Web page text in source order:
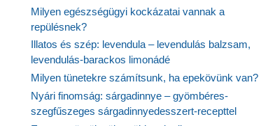
Milyen egészségügyi kockázatai vannak a
repülésnek?
Illatos és szép: levendula – levendulás balzsam,
levendulás-barackos limonádé
Milyen tünetekre számítsunk, ha epekövünk van?
Nyári finomság: sárgadinnye – gyömbéres-
szegfűszeges sárgadinnyedesszert-recepttel